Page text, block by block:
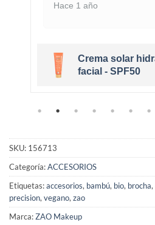
Hace 1 año
Crema solar
facial - SPF50
SKU: 156713
Categoría:ACCESORIOS
Etiquetas:accesorios, bambú, bio, brocha,
precision,vegano,zao
Marca:ZAO Makeup